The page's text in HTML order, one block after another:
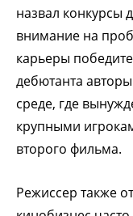
назвал конкурсы
внимание на
карьеры
дебютанта
среде, где
крупными
второго фильма.
Режиссер также